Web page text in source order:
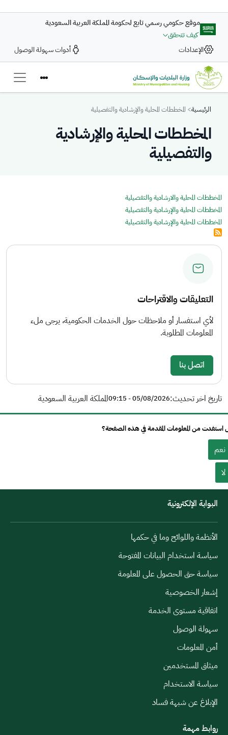
موقع حكومي رسمي تابع لحكومة المملكة العربية السعودية
كيف تتحقق
الإعدادات
أدوات سهولة الوصول
Breadcrumb
الرئيسية المخططات المحلية والإرشادية والتفصيلية
المخططات المحلية والإرشادية
والتفصيلية
المخططات المحلية والارشادية والتفصيلية
المخططات المحلية والإرشادية والتفصيلية
المخططات المحلية والإرشادية والتفصيلية
التعليقات والاقتراحات
لأي استفسار أو ملاحظات حول الخدمات الحكومية، يرجى ملء
المعلومات المطلوبة.
اتصل بنا
تاريخ اخر تحديث:05/08/2026 - 09:15 المملكة العربية السعودية
استفدت من المعلومات المقدمة في هذه الصفحة؟
نعم
لا
البوابة الإلكترونية
الأنظمة واللوائح وما في حكمها
سياسة استخدام البيانات المفتوحة
سياسة حق الحصول على المعلومة
إشعار الخصوصية
اتفاقية مستوى الخدمة
سهولة الوصول
أمن المعلومات
ميثاق المستخدمين
سياسة الاستخدام
الإبلاغ عن شبهة فساد
روابط مهمة